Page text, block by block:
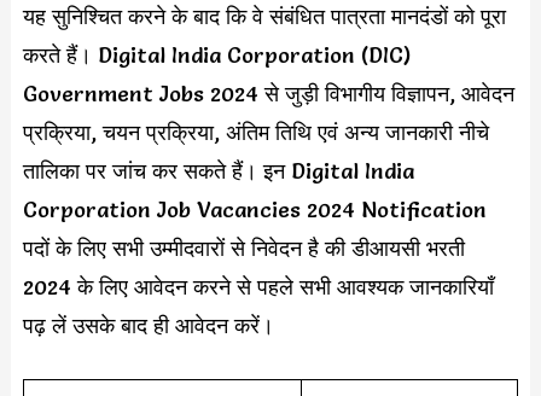
यह सुनिश्चित करने के बाद कि वे संबंधित पात्रता मानदंडों को पूरा
करते हैं। Digital India Corporation (DIC)
Government Jobs 2024 से जुड़ी विभागीय विज्ञापन, आवेदन
प्रक्रिया, चयन प्रक्रिया, अंतिम तिथि एवं अन्य जानकारी नीचे
तालिका पर जांच कर सकते हैं। इन Digital India
Corporation Job Vacancies 2024 Notification
पदों के लिए सभी उम्मीदवारों से निवेदन है की डीआयसी भरती
2024 के लिए आवेदन करने से पहले सभी आवश्यक जानकारियाँ
पढ़ लें उसके बाद ही आवेदन करें।